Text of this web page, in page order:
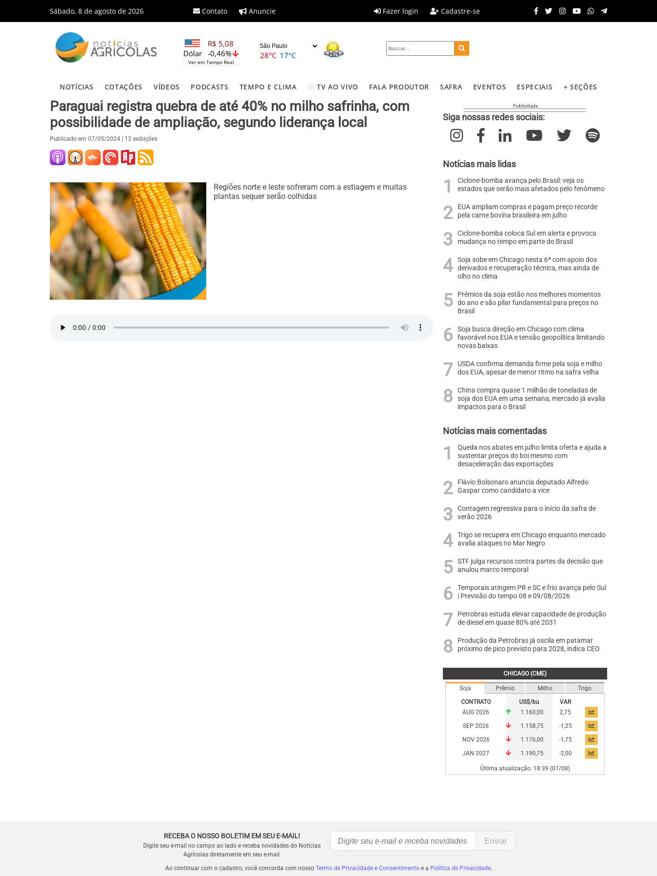
Sábado, 8 de agosto de 2026 Contato Anuncie Fazer login Cadastre-se
R$ 5,08
-0,46%
Dólar
Ver em Tempo Real
28°C 17°C
NOTÍCIAS COTAÇÕES VÍDEOS PODCASTS TEMPO E CLIMA TV AO VIVO FALA PRODUTOR SAFRA EVENTOS ESPECIAIS + SEÇÕES
Paraguai registra quebra de até 40% no milho safrinha, com
possibilidade de ampliação, segundo liderança local
Publicado em 07/05/2024 | 12 exibições
Regiões norte e leste sofreram com a estiagem e muitas
plantas sequer serão colhidas
Siga nossas redes sociais:
Notícias mais lidas
Ciclone-bomba avança pelo Brasil: veja os
estados que serão mais afetados pelo fenômeno
EUA ampliam compras e pagam preço recorde
pela carne bovina brasileira em julho
Ciclone-bomba coloca Sul em alerta e provoca
mudança no tempo em parte do Brasil
Soja sobe em Chicago nesta 6ª com apoio dos
derivados e recuperação técnica, mas ainda de
olho no clima
Prêmios da soja estão nos melhores momentos
do ano e são pilar fundamental para preços no
Brasil
Soja busca direção em Chicago com clima
favorável nos EUA e tensão geopolítica limitando
novas baixas
USDA confirma demanda firme pela soja e milho
dos EUA, apesar de menor ritmo na safra velha
China compra quase 1 milhão de toneladas de
soja dos EUA em uma semana; mercado já avalia
impactos para o Brasil
Notícias mais comentadas
Queda nos abates em julho limita oferta e ajuda a
sustentar preços do boi mesmo com
desaceleração das exportações
Flávio Bolsonaro anuncia deputado Alfredo
Gaspar como candidato a vice
Contagem regressiva para o início da safra de
verão 2026
Trigo se recupera em Chicago enquanto mercado
avalia ataques no Mar Negro
STF julga recursos contra partes da decisão que
anulou marco temporal
Temporais atingem PR e SC e frio avança pelo Sul
| Previsão do tempo 08 e 09/08/2026
Petrobras estuda elevar capacidade de produção
de diesel em quase 80% até 2031
Produção da Petrobras já oscila em patamar
próximo de pico previsto para 2028, indica CEO
CHICAGO (CME)
Soja Prêmio Milho
Trigo
CONTRATO
US$/bu
VAR
AUG 2026
1.160,00
2,75
SEP 2026
1.158,75
-1,25
NOV 2026
1.176,00
-1,75
JAN 2027
1.190,75 -2,00
Última atualização: 18:39 (07/08)
RECEBA O NOSSO BOLETIM EM SEU E-MAIL!
Digite seu e-mail no campo ao lado e receba novidades do Notícias
Agrícolas diretamente em seu e-mail.
Ao continuar com o cadastro, você concorda com nosso Termo de Privacidade e Consentimentoe a Política de Privacidade.